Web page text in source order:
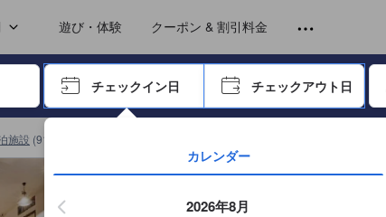
遊び・体験 クーポン & 割引料金
で進み、エンターキーを押して内容を確定して、検索します。
チェックイン日 チェックアウト日
エンターキーを押して日付選択画面の操作を開始します。方向
カレンダー
2026年8月
施設 (914
and 2 Single)
から提供されています。実際の経験に基づいた内容であるた